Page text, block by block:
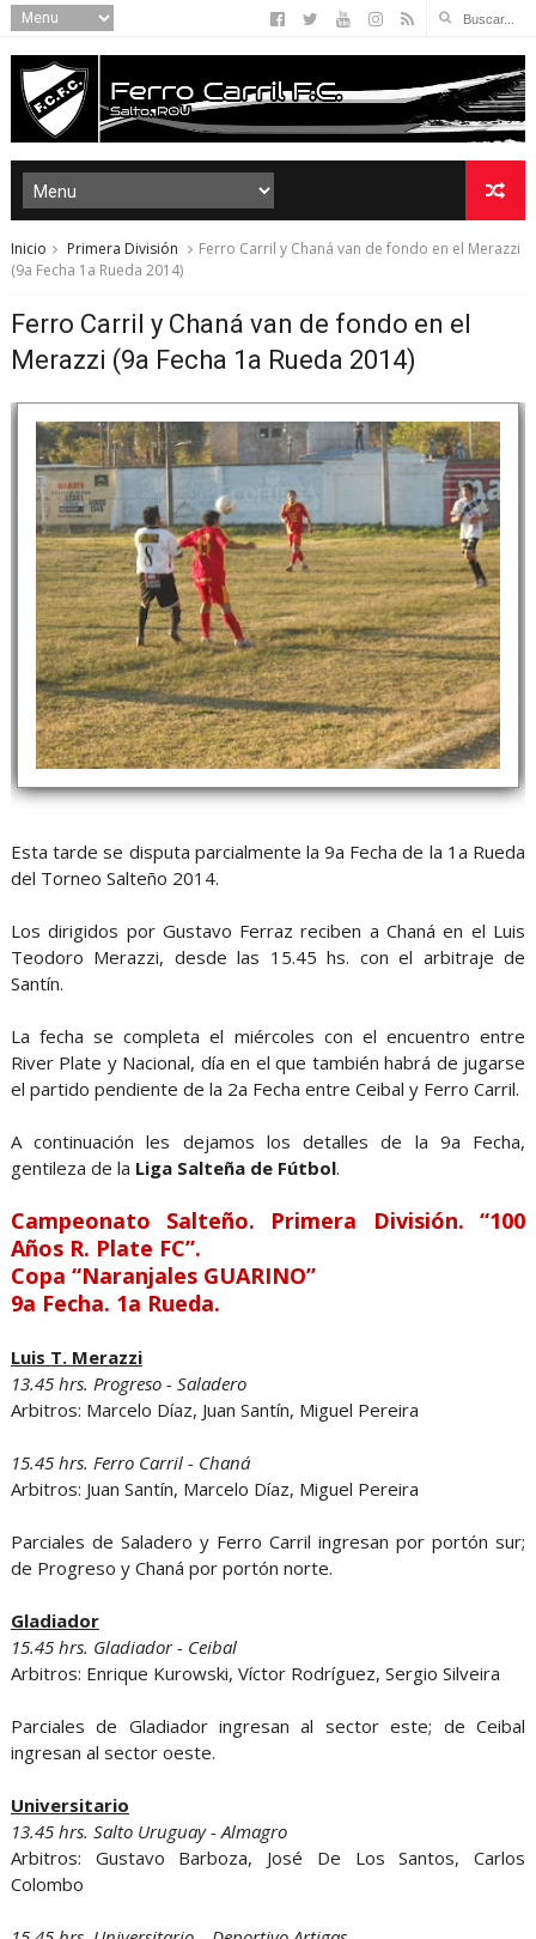
Inicio Primera División
Ferro Carril y Chaná van de fondo en el Merazzi
(9a Fecha 1a Rueda 2014)
Ferro Carril y Chaná van de fondo en el
Merazzi (9a Fecha 1a Rueda 2014)
Esta tarde se disputa parcialmente la 9a Fecha de la 1a Rueda
del Torneo Salteño 2014.
Los dirigidos por Gustavo Ferraz reciben a Chaná en el Luis
Teodoro Merazzi, desde las 15.45 hs. con el arbitraje de
Santín.
La fecha se completa el miércoles con el encuentro entre
River Plate y Nacional, día en el que también habrá de jugarse
el partido pendiente de la 2a Fecha entre Ceibal y Ferro Carril.
A continuación les dejamos los detalles de la 9a Fecha,
gentileza de la Liga Salteña de Fútbol.
Campeonato Salteño. Primera División. “100
Años R. Plate FC”.
Copa “Naranjales GUARINO”
9a Fecha. 1a Rueda.
Luis T. Merazzi
13.45 hrs. Progreso - Saladero
Arbitros: Marcelo Díaz, Juan Santín, Miguel Pereira
15.45 hrs. Ferro Carril - Chaná
Arbitros: Juan Santín, Marcelo Díaz, Miguel Pereira
Parciales de Saladero y Ferro Carril ingresan por portón sur;
de Progreso y Chaná por portón norte.
Gladiador
15.45 hrs. Gladiador - Ceibal
Arbitros: Enrique Kurowski, Víctor Rodríguez, Sergio Silveira
Parciales de Gladiador ingresan al sector este; de Ceibal
ingresan al sector oeste.
Universitario
13.45 hrs. Salto Uruguay - Almagro
Arbitros: Gustavo Barboza, José De Los Santos, Carlos
Colombo